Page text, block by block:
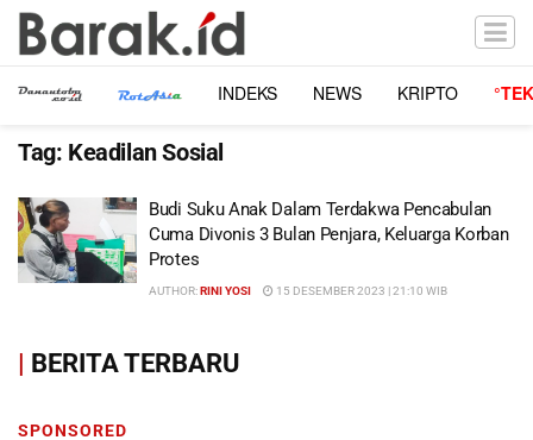
INDEKS NEWS KRIPTO
Tag: Keadilan Sosial
Budi Suku Anak Dalam Terdakwa Pencabulan
Cuma Divonis 3 Bulan Penjara, Keluarga Korban
Protes
AUTHOR:RINI YOSI 15 DESEMBER 2023 | 21:10 WIB
| BERITA TERBARU
SPONSORED